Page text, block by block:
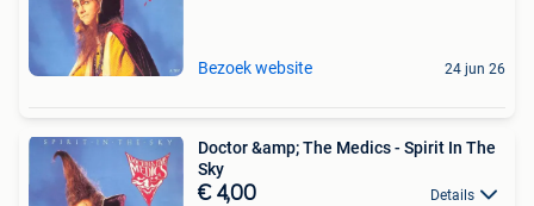
Bezoek website 24 jun 26
Doctor &amp; The Medics - Spirit In The
Sky
€ 4,00 Details